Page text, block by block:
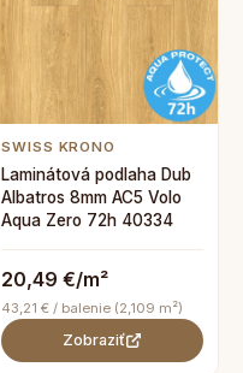
SWISS KRONO
Laminátová podlaha Dub
Albatros 8mm AC5 Volo
Aqua Zero 72h 40334
20,49 €/m²
43,21 € / balenie (2,109 m²)
Zobraziť